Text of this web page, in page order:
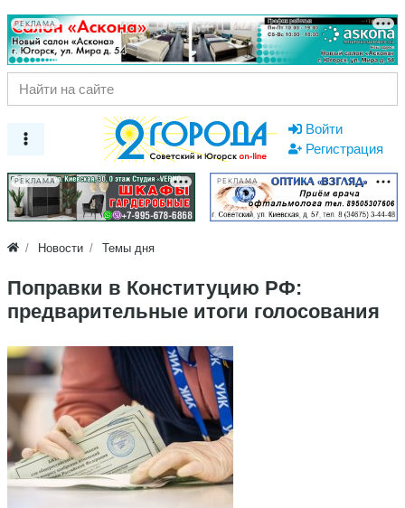
РЕКЛАМА
Войти
Регистрация
РЕКЛАМА РЕКЛАМА
Новости Темы дня
Поправки в Конституцию РФ:
предварительные итоги голосования